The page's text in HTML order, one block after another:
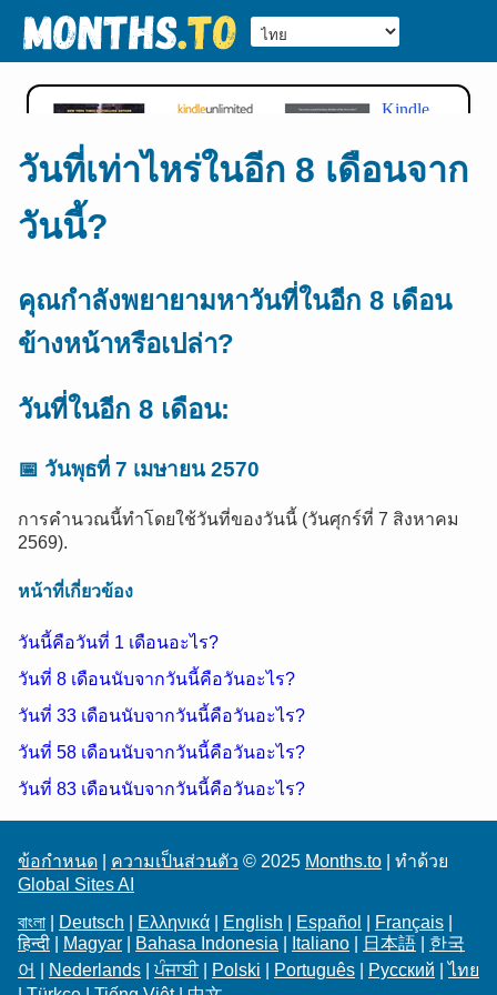
วันที่เท่าไหร่ในอีก 8 เดือนจาก
วันนี้?
คุณกำลังพยายามหาวันที่ในอีก 8 เดือน
ข้างหน้าหรือเปล่า?
วันที่ในอีก 8 เดือน:
📅 วันพุธที่ 7 เมษายน 2570
การคำนวณนี้ทำโดยใช้วันที่ของวันนี้ (วันศุกร์ที่ 7 สิงหาคม
2569).
หน้าที่เกี่ยวข้อง
วันนี้คือวันที่ 1 เดือนอะไร?
วันที่ 8 เดือนนับจากวันนี้คือวันอะไร?
วันที่ 33 เดือนนับจากวันนี้คือวันอะไร?
วันที่ 58 เดือนนับจากวันนี้คือวันอะไร?
วันที่ 83 เดือนนับจากวันนี้คือวันอะไร?
ข้อกำหนด ความเป็นส่วนตัว © 2025 Months.to | ทำด้วย
Global Sites AI
বাংলা
Deutsch Ελληνικά English Español Français
हिन्दी
Magyar Bahasa Indonesia Italiano 日本語
한국
어
Nederlands |ਪੰਜਾਬੀ| Polski Português Русский |ไทย